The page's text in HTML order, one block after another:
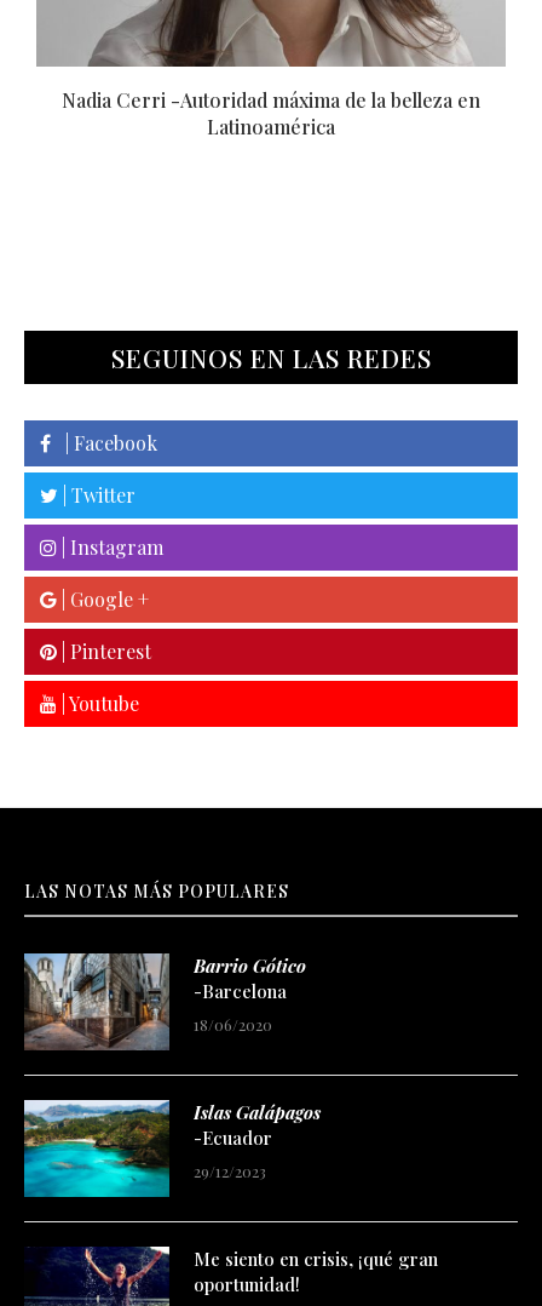
Barbi Mascia -Lanza desde NY su nueva marca de...
SEGUINOS EN LAS REDES
| Facebook
| Twitter
| Instagram
| Google +
| Pinterest
| Youtube
-Barcelona
18/06/2020
-Ecuador
29/12/2023
oportunidad!
02/05/2024